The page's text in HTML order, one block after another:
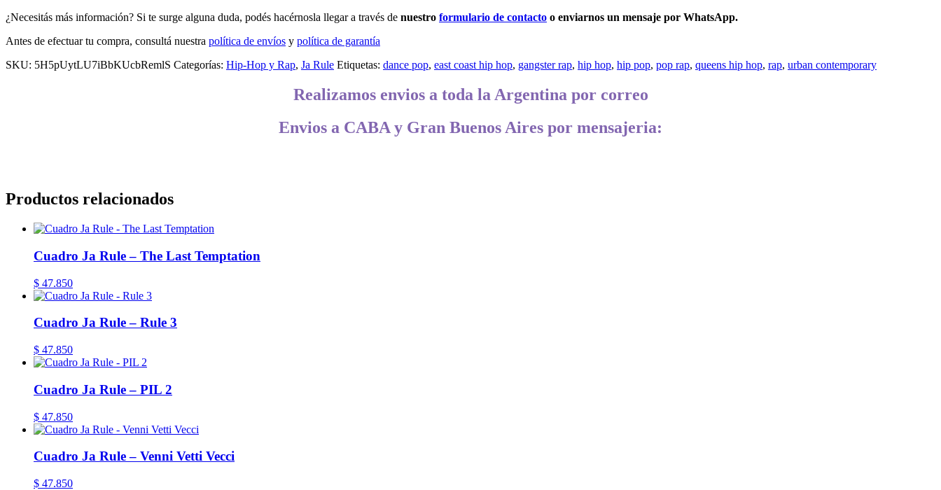
¿Necesitás más información? Si te surge alguna duda, podés hacérnosla llegar a través de nuestro formulario de contacto o enviarnos un mensaje por WhatsApp.
Antes de efectuar tu compra, consultá nuestra política de envíos y política de garantía
SKU: 5H5pUytLU7iBbKUcbRemlS Categorías: Hip-Hop y Rap, Ja Rule Etiquetas: dance pop, east coast hip hop, gangster rap, hip hop, hip pop, pop rap, queens hip hop, rap, urban contemporary
Realizamos envios a toda la Argentina por correo
Envios a CABA y Gran Buenos Aires por mensajeria:
Productos relacionados
Cuadro Ja Rule – The Last Temptation
$ 47.850
Cuadro Ja Rule – Rule 3
$ 47.850
Cuadro Ja Rule – PIL 2
$ 47.850
Cuadro Ja Rule – Venni Vetti Vecci
$ 47.850